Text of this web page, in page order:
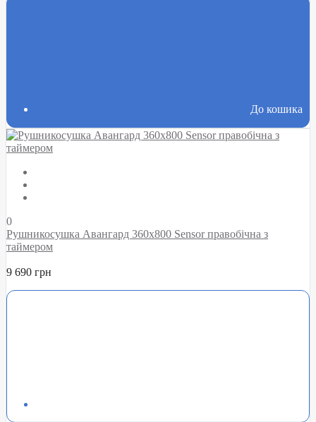
До кошика
0
Рушникосушка Авангард 360х800 Sensor правобічна з
таймером
9 690 грн